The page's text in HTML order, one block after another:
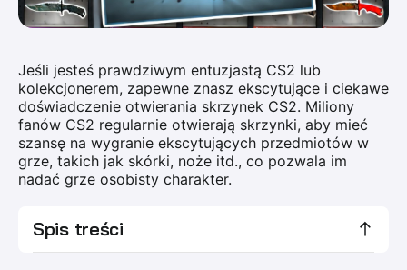
Jeśli jesteś prawdziwym entuzjastą CS2 lub
kolekcjonerem, zapewne znasz ekscytujące i ciekawe
doświadczenie otwierania skrzynek CS2. Miliony
fanów CS2 regularnie otwierają skrzynki, aby mieć
szansę na wygranie ekscytujących przedmiotów w
grze, takich jak skórki, noże itd., co pozwala im
nadać grze osobisty charakter.
Spis treści